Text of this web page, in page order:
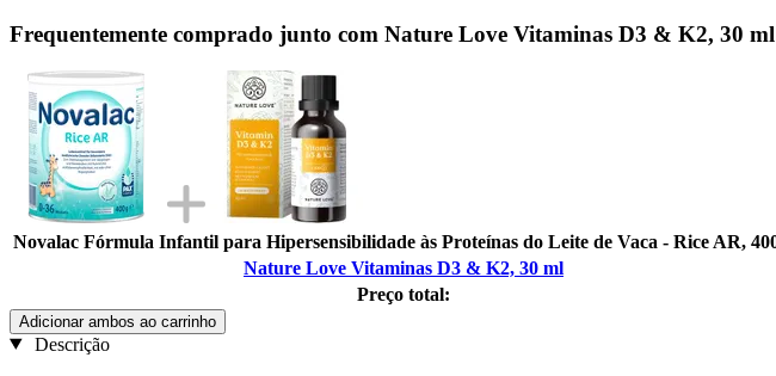
Frequentemente comprado junto com Nature Love Vitaminas D3 & K2, 30 ml
Novalac Fórmula Infantil para Hipersensibilidade às Proteínas do Leite de Vaca - Rice AR,
Nature Love Vitaminas D3 & K2, 30 ml
Preço total:
Adicionar ambos ao carrinho
Descrição